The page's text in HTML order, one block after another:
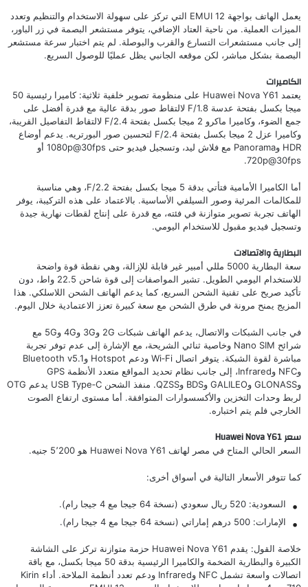
يعمل الهاتف بواجهة EMUI 12 التي تركز على سهولة الاستخدام والتنظيم وتعدد
الميزات العملية. من ناحية العتاد الإضافي، يتوفر مستشعر البصمة في زر الباور،
إلى جانب مستشعرات التسارع والقرب والبوصلة. لم يتم اختبار سرعة مستشعر
البصمة بشكل مباشر، لكن موقعه الجانبي يظل عمليًا للوصول السريع.
الكاميرات
يعتمد Huawei Nova Y61 على منظومة تصوير خلفية ثلاثية: كاميرا رئيسية 50
ميجا بكسل بفتحة عدسة F/1.8 لالتقاط صور بدقة عالية مع قدرة أفضل على
جمع الضوء، وكاميرا ماكرو 2 ميجا بكسل بفتحة F/2.4 لالتقاط التفاصيل القريبة،
وكاميرا عزل 2 ميجا بكسل بفتحة F/2.4 لتحسين صور البورتريه. يدعم أوضاع
HDR وPanorama مع فلاش ليد، وتسجيل فيديو حتى 1080p@30fps أو
720p@30fps.
أما الكاميرا الأمامية فتأتي بدقة 5 ميجا بكسل بفتحة F/2.2، وهي مناسبة
للمكالمات المرئية وصور السيلفي الأساسية. بالاعتماد على هذه التركيبة، يوفر
الهاتف تجربة تصوير متوازنة في فئته، مع قدرة على إنتاج لقطات نهارية جيدة
وتسجيل فيديو مقبول للاستخدام اليومي.
البطارية والاتصالات
سعة البطارية 5000 مللي أمبير غير قابلة للإزالة، وهي نقطة قوة واضحة
للاستخدام اليومي الطويل. تشير المواصفات إلى قوة شاحن 22.5 واط، دون
تأكيد صريح على تقنية الشحن السريع، كما يدعم الهاتف الشحن اللاسلكي. هذا
المزيج يمنح مرونة في طرق الشحن مع سعة كبيرة تعزز الاعتمادية خلال اليوم.
في جانب الشبكات والاتصال، يدعم الهاتف شبكات 2G و3G و4G و5G مع
شرائح Nano SIM وخاصية ثنائي الشريحة، مع الإشارة إلى عدم توفر تجربة
مباشرة لقوة الشبكة. يتوفر اتصال Wi‑Fi ودعم Hotspot وBluetooth v5.1
وNFC وInfrared، إلى جانب نظام تحديد المواقع متعدد الأنظمة GPS
وGLONASS وGALILEO وBDS وQZSS. منفذ الشحن USB Type‑C يدعم OTG
لربط وحدات التخزين والأكسسوارات المتوافقة. أما مستوى ارتفاع الصوت
الخارجي فلم يتم اختباره.
سعر Huawei Nova Y61
السعر الحالي المتاح في مصر لهاتف Huawei Nova Y61 هو 5٬200 جنيه.
كما تتوفر الأسعار التالية في أسواق أخرى:
السعودية: 520 ريال سعودي (نسخة 64 جيجا مع 4 جيجا رام).
الإمارات: 500 درهم إماراتي (نسخة 64 جيجا مع 4 جيجا رام).
خلاصة القول: يقدم Huawei Nova Y61 حزمة متوازنة تركز على الشاشة
الكبيرة والبطارية الضخمة والكاميرا الرئيسية بدقة 50 ميجا بكسل، مع باقة
اتصالات واسعة تشمل NFC وInfrared ودعم تعدد أنظمة الملاحة. أداء Kirin